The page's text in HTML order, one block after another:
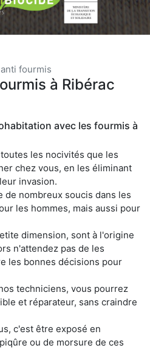
fourmis
à Ribérac
avec les fourmis à
les nocivités que les
chez vous, en les éliminant
invasion.
de nombreux soucis dans les
les hommes, mais aussi pour
dimension, sont à l'origine
n'attendez pas de les
les bonnes décisions pour
techniciens, vous pourrez
et réparateur, sans craindre
c'est être exposé en
ou de morsure de ces